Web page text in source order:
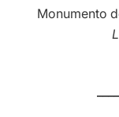
Monumento